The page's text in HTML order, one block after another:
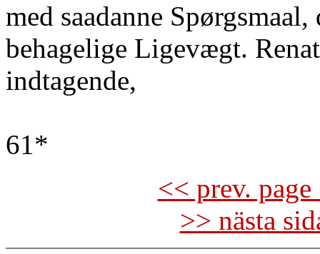
med saadanne
behagelige Ligevægt.
indtagende,
61*
<< prev.
>> nästa